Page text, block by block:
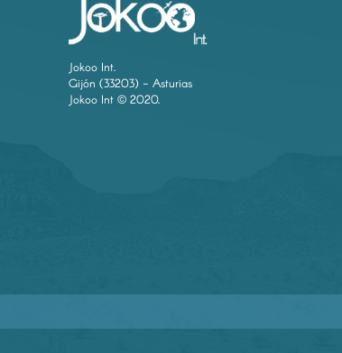
Jokoo Int.
Gijón (33203) - Asturias
Jokoo Int © 2020.